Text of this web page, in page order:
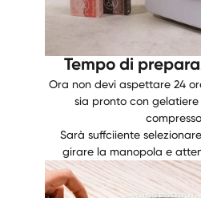
Tempo di
Ora non devi aspettare 24
sia pronto con
Sarà suffciiente
girare la manopola e